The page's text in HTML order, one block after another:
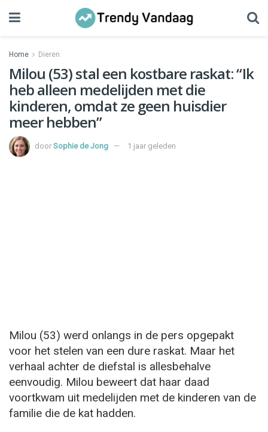
Home Dieren
Milou (53) stal een kostbare raskat: “Ik
heb alleen medelijden met die
kinderen, omdat ze geen huisdier
meer hebben”
door Sophie de Jong 1 jaar geleden
Milou (53) werd onlangs in de pers opgepakt
voor het stelen van een dure raskat. Maar het
verhaal achter de diefstal is allesbehalve
eenvoudig. Milou beweert dat haar daad
voortkwam uit medelijden met de kinderen van de
familie die de kat hadden.